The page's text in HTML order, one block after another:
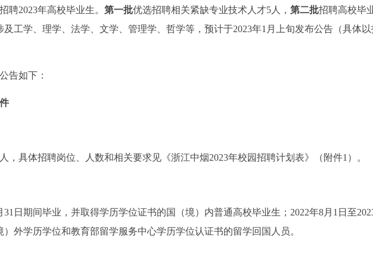
聘2023年高校毕业生。 第一批优选招聘相关紧缺专业技术人才5人， 第二批招聘高校毕
及工学、理学、法学、文学、管理学、哲学等，预计于2023年1月上旬发布公告（具体以
告如下：
，具体招聘岗位、人数和相关要求见《浙江中烟2023年校园招聘计划表》（附件1）。
31日期间毕业，并取得学历学位证书的国（境）内普通高校毕业生；2022年8月1日至
外学历学位和教育部留学服务中心学历学位认证书的留学回国人员。